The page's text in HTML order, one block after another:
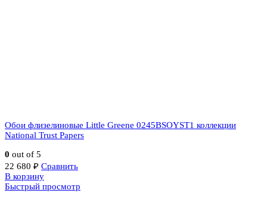
Обои флизелиновые Little Greene 0245BSOYST1 коллекции
National Trust Papers
0 out of 5
22 680 ₽ Сравнить
В корзину
Быстрый просмотр